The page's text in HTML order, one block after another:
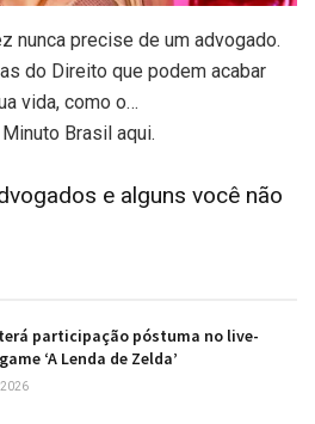
nunca precise de um advogado.
do Direito que podem acabar
vida, como o…
Brasil aqui.
e alguns você não
participação póstuma no live-
‘A Lenda de Zelda’
2026